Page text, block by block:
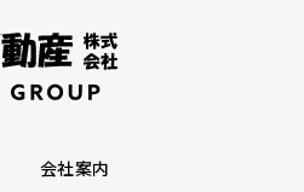
会社案内